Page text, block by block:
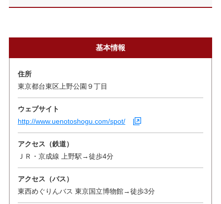
基本情報
住所
東京都台東区上野公園９丁目
ウェブサイト
http://www.uenotoshogu.com/spot/
アクセス（鉄道）
ＪＲ・京成線 上野駅→徒歩4分
アクセス（バス）
東西めぐりんバス 東京国立博物館→徒歩3分